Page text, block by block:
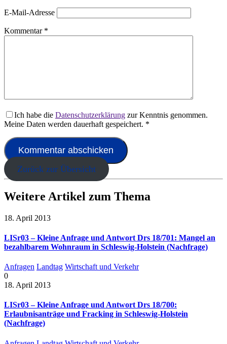
E-Mail-Adresse
Kommentar *
Ich habe die Datenschutzerklärung zur Kenntnis genommen.
Meine Daten werden dauerhaft gespeichert. *
Zurück zur Übersicht
Weitere Artikel zum Thema
18. April 2013
LISr03 – Kleine Anfrage und Antwort Drs 18/701: Mangel an
bezahlbarem Wohnraum in Schleswig-Holstein (Nachfrage)
Anfragen Landtag Wirtschaft und Verkehr
0
18. April 2013
LISr03 – Kleine Anfrage und Antwort Drs 18/700:
Erlaubnisanträge und Fracking in Schleswig-Holstein
(Nachfrage)